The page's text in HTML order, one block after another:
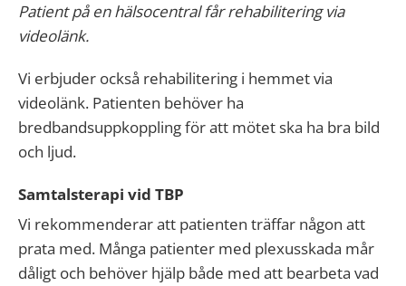
Patient på en hälsocentral får rehabilitering via
videolänk.
Vi erbjuder också rehabilitering i hemmet via
videolänk. Patienten behöver ha
bredbandsuppkoppling för att mötet ska ha bra bild
och ljud.
Samtalsterapi vid TBP
Vi rekommenderar att patienten träffar någon att
prata med. Många patienter med plexusskada mår
dåligt och behöver hjälp både med att bearbeta vad